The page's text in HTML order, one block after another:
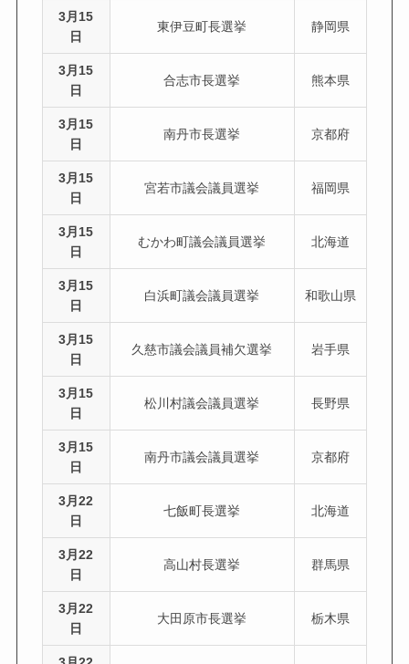
3月15
日
東伊豆町長選挙 静岡県
3月15
日
合志市長選挙 熊本県
3月15
日
南丹市長選挙 京都府
3月15
日
宮若市議会議員選挙 福岡県
3月15
日
むかわ町議会議員選挙 北海道
3月15
日
白浜町議会議員選挙 和歌山県
3月15
日
久慈市議会議員補欠選挙 岩手県
3月15
日
松川村議会議員選挙 長野県
3月15
日
南丹市議会議員選挙 京都府
3月22
日
七飯町長選挙 北海道
3月22
日
高山村長選挙 群馬県
3月22
日
大田原市長選挙 栃木県